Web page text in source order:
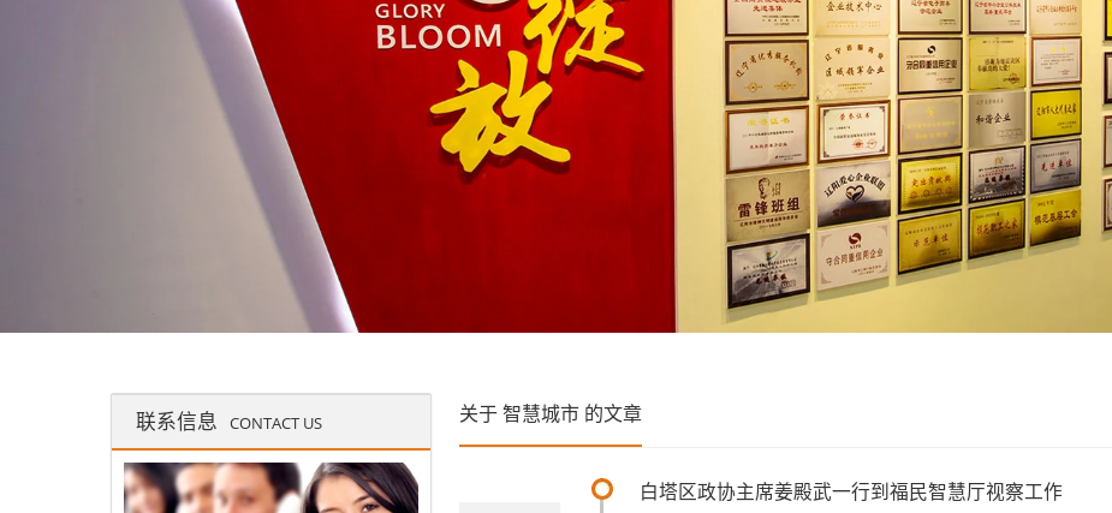
关于智慧城市 的文章
白塔区政协主席姜殿武一行到福民智慧厅视察工作
联系信息 CONTACT US